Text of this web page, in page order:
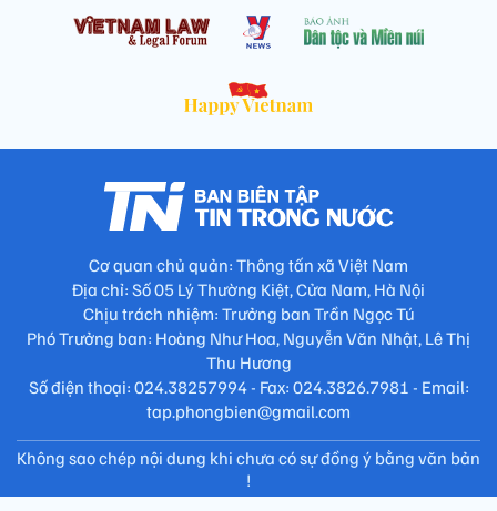
Cơ quan chủ quản: Thông tấn xã Việt Nam
Địa chỉ: Số 05 Lý Thường Kiệt, Cửa Nam, Hà Nội
Chịu trách nhiệm: Trưởng ban Trần Ngọc Tú
Phó Trưởng ban: Hoàng Như Hoa, Nguyễn Văn Nhật, Lê Thị
Thu Hương
Số điện thoại: 024.38257994 - Fax: 024.3826.7981 - Email:
tap.phongbien@gmail.com
Không sao chép nội dung khi chưa có sự đồng ý bằng văn bản
!